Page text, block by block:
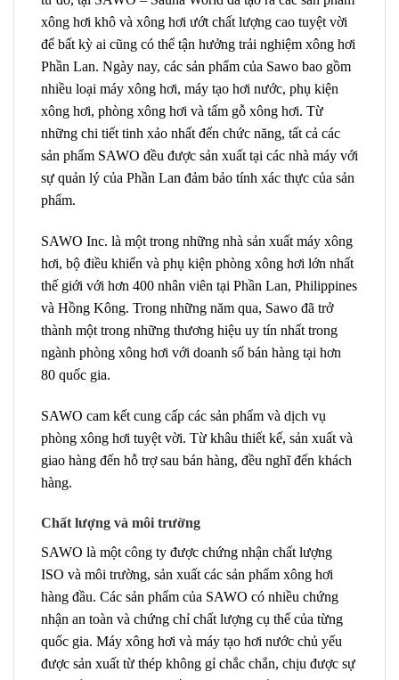
xông hơi khô và xông hơi ướt chất lượng cao tuyệt vời
để bất kỳ ai cũng có thể tận hưởng trải nghiệm xông hơi
Phần Lan. Ngày nay, các sản phẩm của Sawo bao gồm
nhiều loại máy xông hơi, máy tạo hơi nước, phụ kiện
xông hơi, phòng xông hơi và tấm gỗ xông hơi. Từ
những chi tiết tinh xảo nhất đến chức năng, tất cả các
sản phẩm SAWO đều được sản xuất tại các nhà máy với
sự quản lý của Phần Lan đảm bảo tính xác thực của sản
phẩm.
SAWO Inc. là một trong những nhà sản xuất máy xông
hơi, bộ điều khiển và phụ kiện phòng xông hơi lớn nhất
thế giới với hơn 400 nhân viên tại Phần Lan, Philippines
và Hồng Kông. Trong những năm qua, Sawo đã trở
thành một trong những thương hiệu uy tín nhất trong
ngành phòng xông hơi với doanh số bán hàng tại hơn
80 quốc gia.
SAWO cam kết cung cấp các sản phẩm và dịch vụ
phòng xông hơi tuyệt vời. Từ khâu thiết kế, sản xuất và
giao hàng đến hỗ trợ sau bán hàng, đều nghĩ đến khách
hàng.
Chất lượng và môi trường
SAWO là một công ty được chứng nhận chất lượng
ISO và môi trường, sản xuất các sản phẩm xông hơi
hàng đầu. Các sản phẩm của SAWO có nhiều chứng
nhận an toàn và chứng chỉ chất lượng cụ thể của từng
quốc gia. Máy xông hơi và máy tạo hơi nước chủ yếu
được sản xuất từ ​​thép không gỉ chắc chắn, chịu được sự